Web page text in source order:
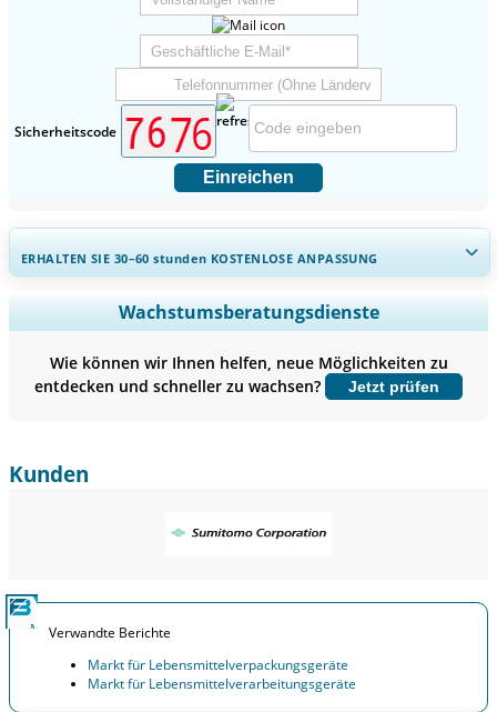
Sicherheitscode
Einreichen
ERHALTEN SIE 30–60stunden KOSTENLOSE ANPASSUNG
Regionale und länderspezifische Abdeckung erweitern,
Segmentanalyse, Unternehmensprofile, Wettbewerbs-
Jetzt anpassen
Wachstumsberatungsdienste
Wie können wir Ihnen helfen, neue Möglichkeiten zu
entdecken und schneller zu wachsen?
Jetzt prüfen
Kunden
Verwandte Berichte
Markt für Lebensmittelverpackungsgeräte
Markt für Lebensmittelverarbeitungsgeräte